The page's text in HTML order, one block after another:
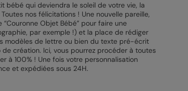
bébé qui deviendra le soleil de votre vie, la
nos félicitations ! Une nouvelle pareille,
“Couronne Objet Bébé” pour faire une
par exemple !) et la place de rédiger
modèles de lettre ou bien du texte pré-écrit
création. Ici, vous pourrez procéder à toutes
à 100% ! Une fois votre personnalisation
et expédiées sous 24H.